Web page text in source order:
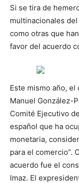
Si se tira de
multinacionales
como otras que
favor del acuerdo
Este mismo año,
Manuel González-
Comité Ejecutivo
español que ha
monetaria,
para el comercio”.
acuerdo fue el
Imaz. El